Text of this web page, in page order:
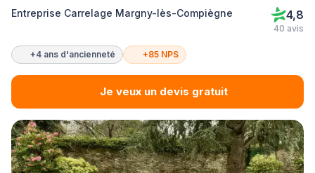
Entreprise Carrelage Margny-lès-Compiègne 4,8
40 avis
+4 ans d'ancienneté +85 NPS
Je veux un devis gratuit